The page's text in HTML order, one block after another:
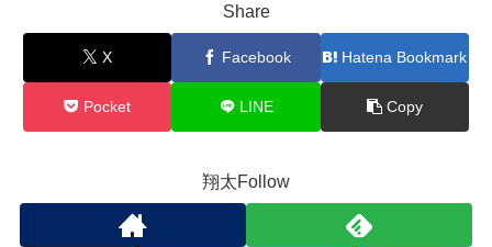
Share
X Facebook Hatena Bookmark
Pocket LINE Copy
翔太Follow